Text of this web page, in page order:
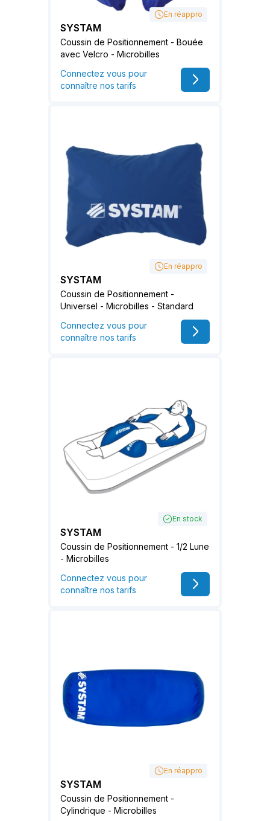
En réappro
SYSTAM
Coussin de Positionnement - Bouée
avec Velcro - Microbilles
Connectez vous pour
connaître nos tarifs
En réappro
SYSTAM
Coussin de Positionnement -
Universel - Microbilles - Standard
Connectez vous pour
connaître nos tarifs
En stock
SYSTAM
Coussin de Positionnement - 1/2 Lune
- Microbilles
Connectez vous pour
connaître nos tarifs
En réappro
SYSTAM
Coussin de Positionnement -
Cylindrique - Microbilles